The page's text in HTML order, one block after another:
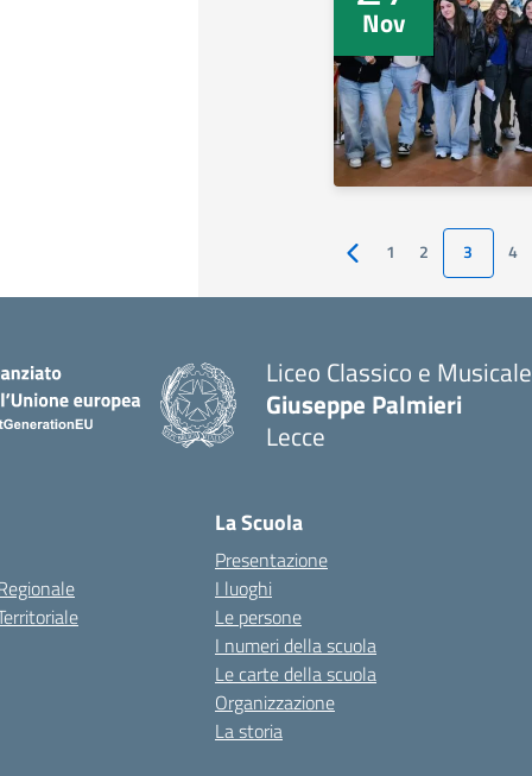
Nov
Pagina precedente
1 2 3 4
Liceo Classico e Musicale
Giuseppe Palmieri
Lecce
La Scuola
Presentazione
I luoghi
Le persone
I numeri della scuola
Le carte della scuola
Organizzazione
La storia